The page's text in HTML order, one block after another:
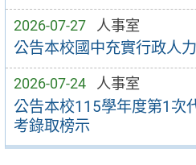
2026-07-27 人事室
公告本校國中充實行政人
2026-07-24 人事室
公告本校115學年度第1次
考錄取榜示